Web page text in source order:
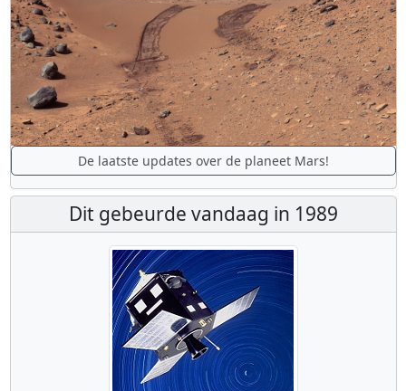
De laatste updates over de planeet Mars!
Dit gebeurde vandaag in 1989